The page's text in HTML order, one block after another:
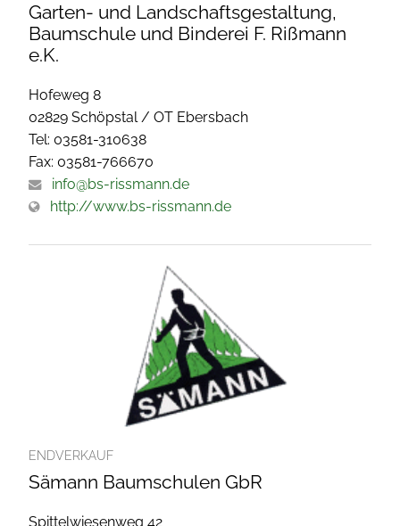
Garten- und Landschaftsgestaltung,
Baumschule und Binderei F. Rißmann
e.K.
Hofeweg 8
02829 Schöpstal / OT Ebersbach
Tel: 03581-310638
Fax: 03581-766670
info@bs-rissmann.de
http://www.bs-rissmann.de
ENDVERKAUF
Sämann Baumschulen GbR
Spittelwiesenweg 42